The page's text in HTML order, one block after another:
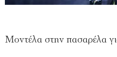
Μοντέλα στην πασαρέλα